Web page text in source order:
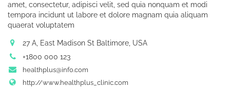
amet, consectetur, adipisci velit, sed quia nonquam et modi
tempora incidunt ut labore et dolore magnam quia aliquam
quaerat voluptatem
27 A, East Madison St Baltimore, USA
+1800 000 123
healthplus@info.com
http://www.healthplus_clinic.com